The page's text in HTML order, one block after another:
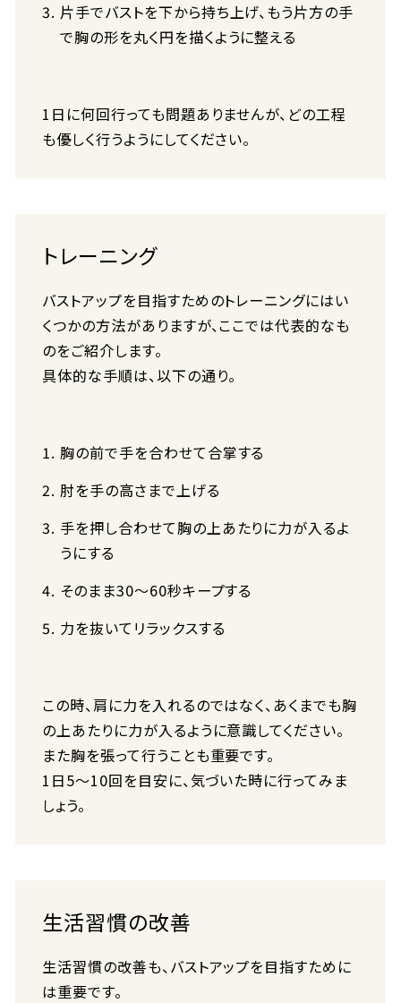
片手でバストを下から持ち上げ、もう片方の手
で胸の形を丸く円を描くように整える
1日に何回行っても問題ありませんが、どの工程
も優しく行うようにしてください。
トレーニング
バストアップを目指すためのトレーニングにはい
くつかの方法がありますが、ここでは代表的なも
のをご紹介します。
具体的な手順は、以下の通り。
胸の前で手を合わせて合掌する
肘を手の高さまで上げる
手を押し合わせて胸の上あたりに力が入るよ
うにする
そのまま30～60秒キープする
力を抜いてリラックスする
この時、肩に力を入れるのではなく、あくまでも胸
の上あたりに力が入るように意識してください。
また胸を張って行うことも重要です。
1日5～10回を目安に、気づいた時に行ってみま
しょう。
生活習慣の改善
生活習慣の改善も、バストアップを目指すために
は重要です。